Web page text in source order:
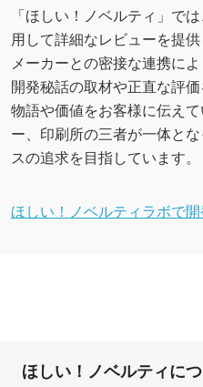
「ほしい！ノベルティ」で
用して詳細なレビューを提供
メーカーとの密接な連携に
開発秘話の取材や正直な評
物語や価値をお客様に伝え
ー、印刷所の三者が一体と
スの追求を目指しています。
ほしい！ノベルティラボで
ほしい！ノベルティに